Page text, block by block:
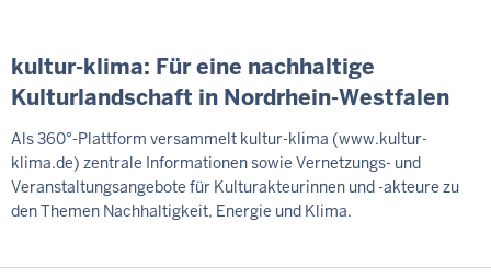
kultur-klima: Für eine nachhaltige
Kulturlandschaft in Nordrhein-Westfalen
Als 360°-Plattform versammelt kultur-klima (www.kultur-
klima.de) zentrale Informationen sowie Vernetzungs- und
Veranstaltungsangebote für Kulturakteurinnen und -akteure zu
den Themen Nachhaltigkeit, Energie und Klima.